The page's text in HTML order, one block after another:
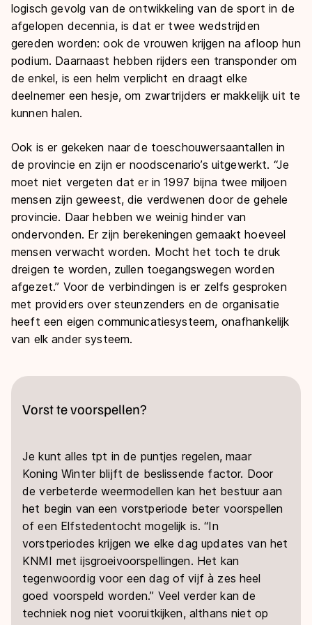
logisch gevolg van de ontwikkeling van de sport in de
afgelopen decennia, is dat er twee wedstrijden
gereden worden: ook de vrouwen krijgen na afloop hun
podium. Daarnaast hebben rijders een transponder om
de enkel, is een helm verplicht en draagt elke
deelnemer een hesje, om zwartrijders er makkelijk uit te
kunnen halen.
Ook is er gekeken naar de toeschouwersaantallen in
de provincie en zijn er noodscenario’s uitgewerkt. “Je
moet niet vergeten dat er in 1997 bijna twee miljoen
mensen zijn geweest, die verdwenen door de gehele
provincie. Daar hebben we weinig hinder van
ondervonden. Er zijn berekeningen gemaakt hoeveel
mensen verwacht worden. Mocht het toch te druk
dreigen te worden, zullen toegangswegen worden
afgezet.” Voor de verbindingen is er zelfs gesproken
met providers over steunzenders en de organisatie
heeft een eigen communicatiesysteem, onafhankelijk
van elk ander systeem.
Vorst te voorspellen?
Je kunt alles tpt in de puntjes regelen, maar
Koning Winter blijft de beslissende factor. Door
de verbeterde weermodellen kan het bestuur aan
het begin van een vorstperiode beter voorspellen
of een Elfstedentocht mogelijk is. “In
vorstperiodes krijgen we elke dag updates van het
KNMI met ijsgroeivoorspellingen. Het kan
tegenwoordig voor een dag of vijf à zes heel
goed voorspeld worden.” Veel verder kan de
techniek nog niet vooruitkijken, althans niet op